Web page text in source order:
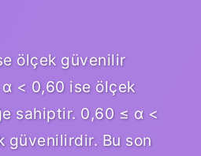
ölçek güvenilir
< 0,60 ise ölçek
sahiptir. 0,60 ≤ α <
güvenilirdir. Bu son